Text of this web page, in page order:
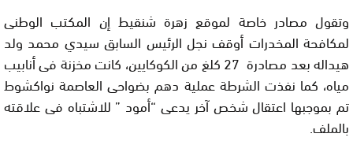
وتقول مصادر خاصة لموقع زهرة شنقيط إن المكتب الوطنى
لمكافحة المخدرات أوقف نجل الرئيس السابق سيدي محمد ولد
هيداله بعد مصادرة 27 كلغ من الكوكايين، كانت مخزنة فى أنابيب
مياه، كما نفذت الشرطة عملية دهم بضواحى العاصمة نواكشوط
تم بموجبها اعتقال شخص آخر يدعى “أمود ” للاشتباه فى علاقته
بالملف.